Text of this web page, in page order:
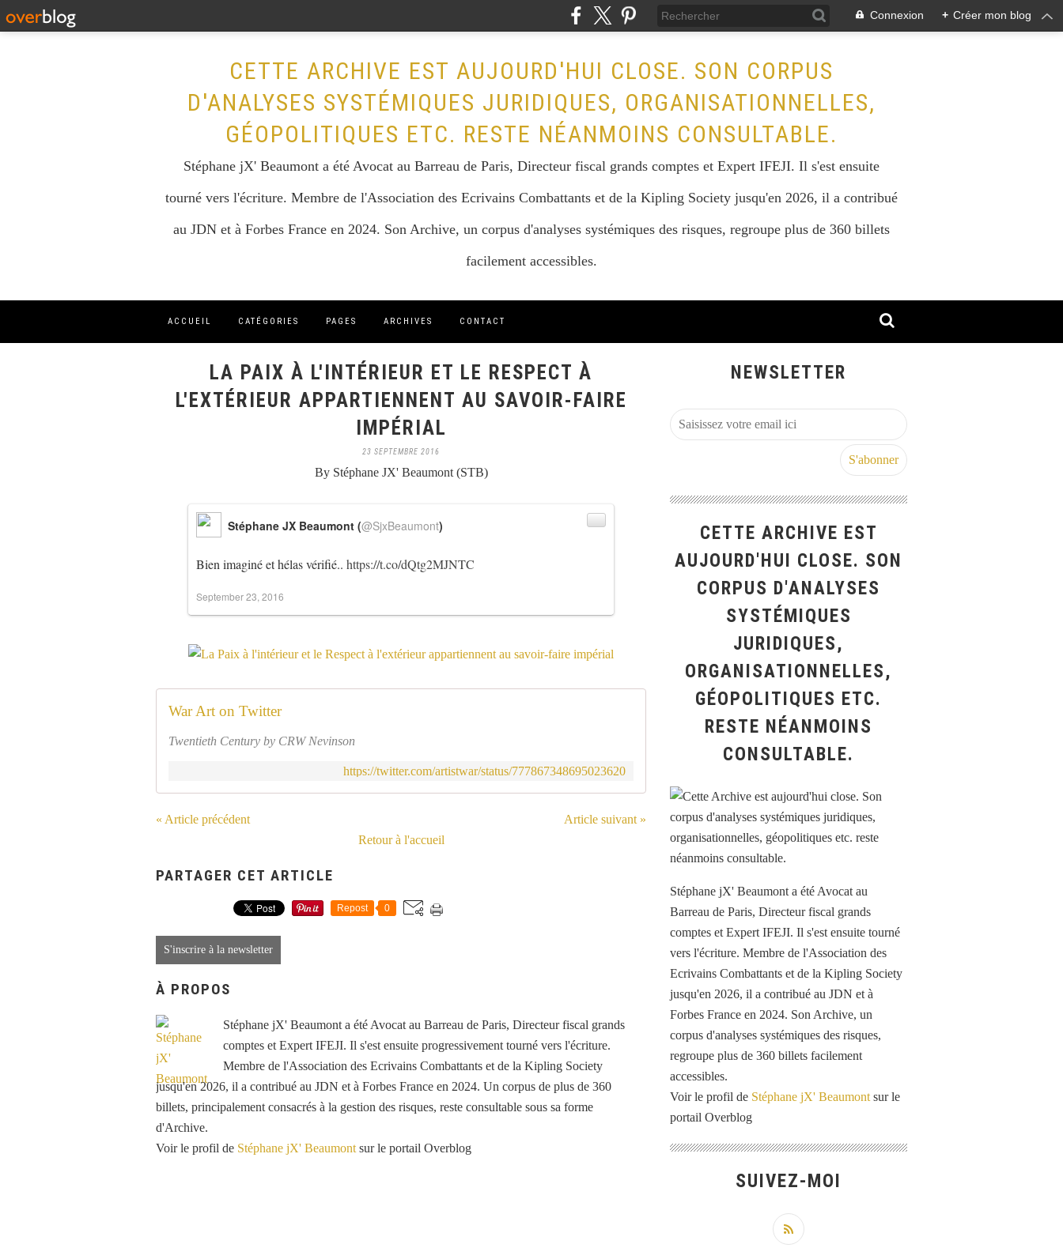
Connexion + Créer mon blog
CETTE ARCHIVE EST AUJOURD'HUI CLOSE. SON CORPUS
D'ANALYSES SYSTÉMIQUES JURIDIQUES, ORGANISATIONNELLES,
GÉOPOLITIQUES ETC. RESTE NÉANMOINS CONSULTABLE.
Stéphane jX' Beaumont a été Avocat au Barreau de Paris, Directeur fiscal grands comptes et Expert IFEJI. Il s'est ensuite
tourné vers l'écriture. Membre de l'Association des Ecrivains Combattants et de la Kipling Society jusqu'en 2026, il a contribué
au JDN et à Forbes France en 2024. Son Archive, un corpus d'analyses systémiques des risques, regroupe plus de 360 billets
facilement accessibles.
ACCUEIL CATÉGORIES PAGES ARCHIVES CONTACT
LA PAIX À L'INTÉRIEUR ET LE RESPECT À
L'EXTÉRIEUR APPARTIENNENT AU SAVOIR-FAIRE
IMPÉRIAL
23 SEPTEMBRE 2016
By Stéphane JX' Beaumont (STB)
Bien imaginé et hélas vérifié.. https://t.co/dQtg2MJNTC
Stéphane JX Beaumont (@SjxBeaumont)
September 23, 2016
War Art on Twitter
Twentieth Century by CRW Nevinson
https://twitter.com/artistwar/status/777867348695023620
« Article précédent
Article suivant »
Retour à l'accueil
PARTAGER CET ARTICLE
Repost 0
S'inscrire à la newsletter
À PROPOS
Stéphane jX' Beaumont a été Avocat au Barreau de Paris, Directeur fiscal grands
comptes et Expert IFEJI. Il s'est ensuite progressivement tourné vers l'écriture.
Membre de l'Association des Ecrivains Combattants et de la Kipling Society
jusqu'en 2026, il a contribué au JDN et à Forbes France en 2024. Un corpus de plus de 360
billets, principalement consacrés à la gestion des risques, reste consultable sous sa forme
d'Archive.
Voir le profil de Stéphane jX' Beaumont sur le portail Overblog
NEWSLETTER
CETTE ARCHIVE EST
AUJOURD'HUI CLOSE. SON
CORPUS D'ANALYSES
SYSTÉMIQUES
JURIDIQUES,
ORGANISATIONNELLES,
GÉOPOLITIQUES ETC.
RESTE NÉANMOINS
CONSULTABLE.
Stéphane jX' Beaumont a été Avocat au
Barreau de Paris, Directeur fiscal grands
comptes et Expert IFEJI. Il s'est ensuite tourné
vers l'écriture. Membre de l'Association des
Ecrivains Combattants et de la Kipling Society
jusqu'en 2026, il a contribué au JDN et à
Forbes France en 2024. Son Archive, un
corpus d'analyses systémiques des risques,
regroupe plus de 360 billets facilement
accessibles.
Voir le profil de Stéphane jX' Beaumont sur le
portail Overblog
SUIVEZ-MOI